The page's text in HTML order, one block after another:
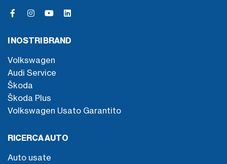
I NOSTRI BRAND
Volkswagen
Audi Service
Škoda
Škoda Plus
Volkswagen Usato Garantito
RICERCA AUTO
Auto usate